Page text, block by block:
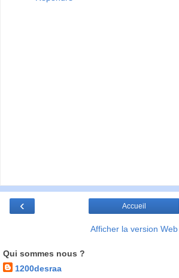
‹ Accueil
Afficher la version Web
Qui sommes nous ?
1200desraa